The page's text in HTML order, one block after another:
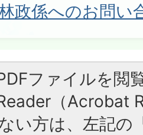
政係へのお問い
ファイルを閲
（Acrobat
い方は、左記の